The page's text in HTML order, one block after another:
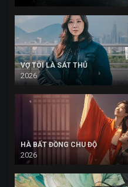
VỢ TÔI LÀ SÁT THỦ
2026
HÀ BẤT ĐỒNG CHU ĐỘ
2026